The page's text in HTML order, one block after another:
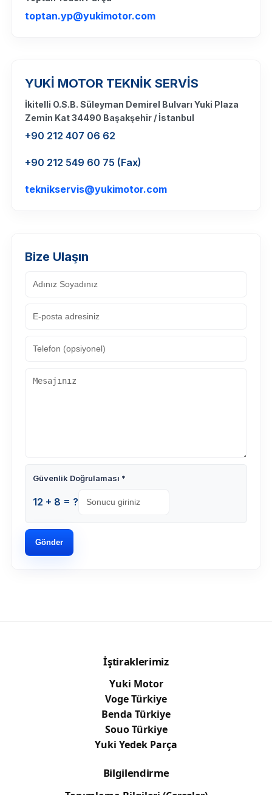
toptan.yp@yukimotor.com
YUKİ MOTOR TEKNİK SERVİS
İkitelli O.S.B. Süleyman Demirel Bulvarı Yuki Plaza
Zemin Kat 34490 Başakşehir / İstanbul
+90 212 407 06 62
+90 212 549 60 75 (Fax)
teknikservis@yukimotor.com
Bize Ulaşın
Güvenlik Doğrulaması *
12 + 8 = ?
Gönder
İştiraklerimiz
Yuki Motor
Voge Türkiye
Benda Türkiye
Souo Türkiye
Yuki Yedek Parça
Bilgilendirme